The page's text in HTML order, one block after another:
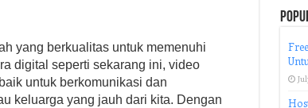
yang berkualitas untuk memenuhi
digital seperti sekarang ini, video
untuk berkomunikasi dan
keluarga yang jauh dari kita. Dengan